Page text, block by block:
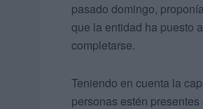
pasado domingo,
que la entidad ha puesto
completarse.
Teniendo en cuenta la
personas estén